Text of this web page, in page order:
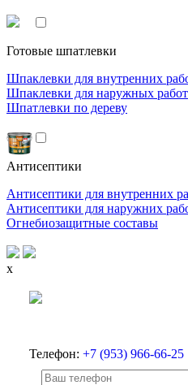
Готовые шпатлевки
Шпаклевки для внутренних
Шпаклевки для наружных работ
Шпатлевки по дереву
Антисептики
Антисептики для внутренних
Антисептики для наружних
Огнебиозащитные составы
x
Телефон: +7 (953) 966-66-25